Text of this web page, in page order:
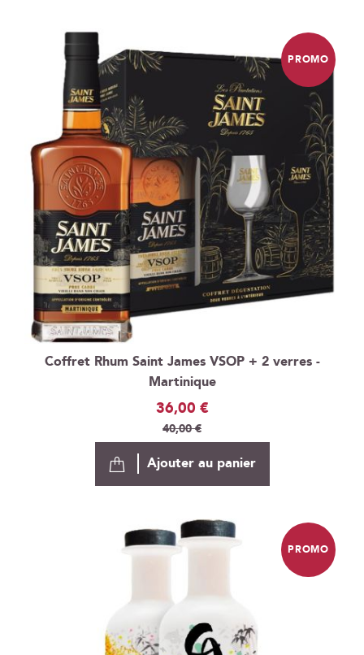
Coffret Rhum Saint James VSOP + 2 verres -
Martinique
Prix
Spécial
36,00 €
40,00 €
PROMO
Ajouter au panier
PROMO